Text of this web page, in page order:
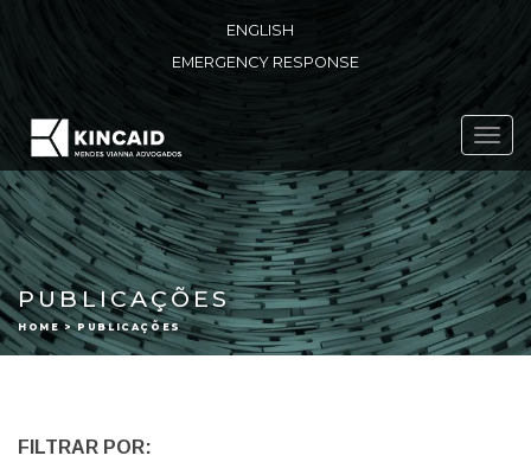
ENGLISH
EMERGENCY RESPONSE
PUBLICAÇÕES
HOME > PUBLICAÇÕES
FILTRAR POR: